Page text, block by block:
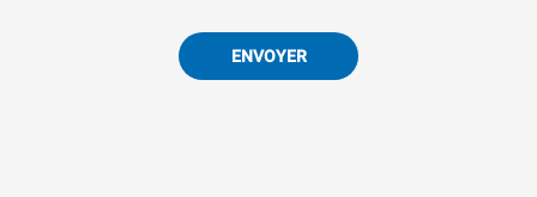
ENVOYER